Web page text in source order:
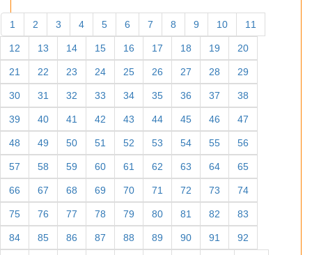
1 2 3 4 5 6 7 8 9 10 11
12 13 14 15 16 17 18 19 20
21 22 23 24 25 26 27 28 29
30 31 32 33 34 35 36 37 38
39 40 41 42 43 44 45 46 47
48 49 50 51 52 53 54 55 56
57 58 59 60 61 62 63 64 65
66 67 68 69 70 71 72 73 74
75 76 77 78 79 80 81 82 83
84 85 86 87 88 89 90 91 92